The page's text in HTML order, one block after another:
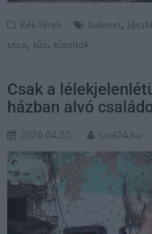
Kék hírek baleset,
utca, tűz, tűzoltók
Csak a
házban alvó
2026.04.20. szol24.hu